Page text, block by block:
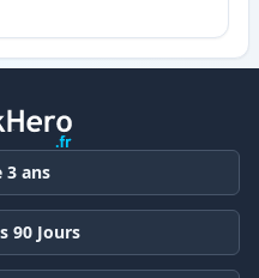
3 ans
90 Jours